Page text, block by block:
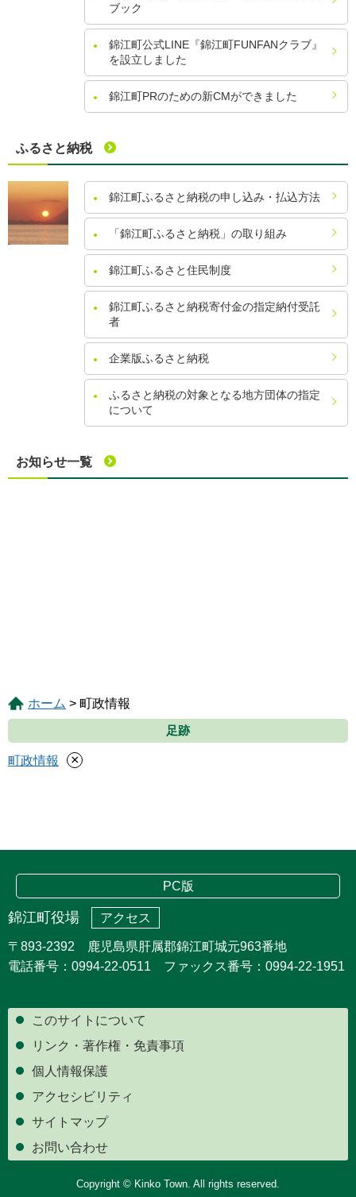
ブック
錦江町公式LINE『錦江町FUNFANクラブ』
を設立しました
錦江町PRのための新CMができました
ふるさと納税
錦江町ふるさと納税の申し込み・払込方法
「錦江町ふるさと納税」の取り組み
錦江町ふるさと住民制度
錦江町ふるさと納税寄付金の指定納付受託
者
企業版ふるさと納税
ふるさと納税の対象となる地方団体の指定
について
お知らせ一覧
ホーム > 町政情報
足跡
町政情報 ×
PC版
錦江町役場 アクセス
〒893-2392 鹿児島県肝属郡錦江町城元963番地
電話番号：0994-22-0511 ファックス番号：0994-22-1951
このサイトについて
リンク・著作権・免責事項
個人情報保護
アクセシビリティ
サイトマップ
お問い合わせ
Copyright © Kinko Town. All rights reserved.